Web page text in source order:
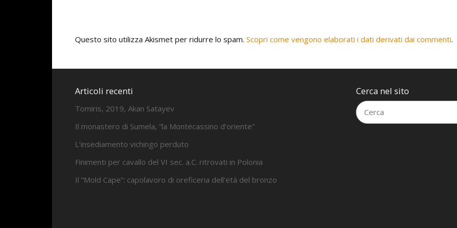
Questo sito utilizza Akismet per ridurre lo spam. Scopri come vengono elaborati i dati derivati dai commenti.
Articoli recenti
Tomiris, 2019, Akan Satayev
Il monastero di Sumela, “la Montecassino d’oriente”
L’insediamento vichingo perduto
Finimenti per cavallo del VI sec. a.C. ritrovati in Polonia
Il “Mold Cape”: capolavoro di oreficeria dell’età del bronzo
Cerca nel sito